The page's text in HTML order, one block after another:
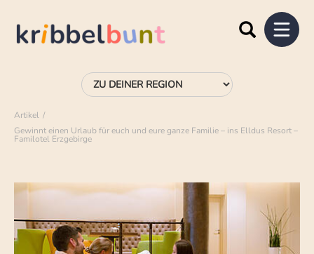
Artikel
Gewinnt einen Urlaub für euch und eure ganze Familie – ins Elldus Resort –
Familotel Erzgebirge